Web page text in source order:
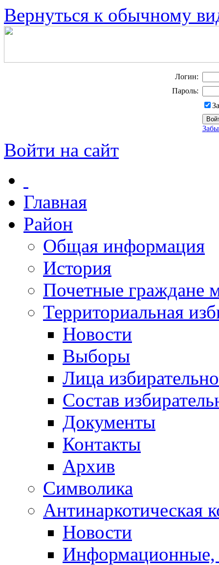
Вернуться к обычному
Логин:
Пароль:
Войти на сайт
Главная
Район
Общая информация
История
Почетные граждане
Территориальная
Новости
Выборы
Лица
Состав
Документы
Контакты
Архив
Символика
Антинаркотическая
Новости
Информационные,